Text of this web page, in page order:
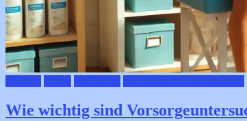
Wie wichtig sind